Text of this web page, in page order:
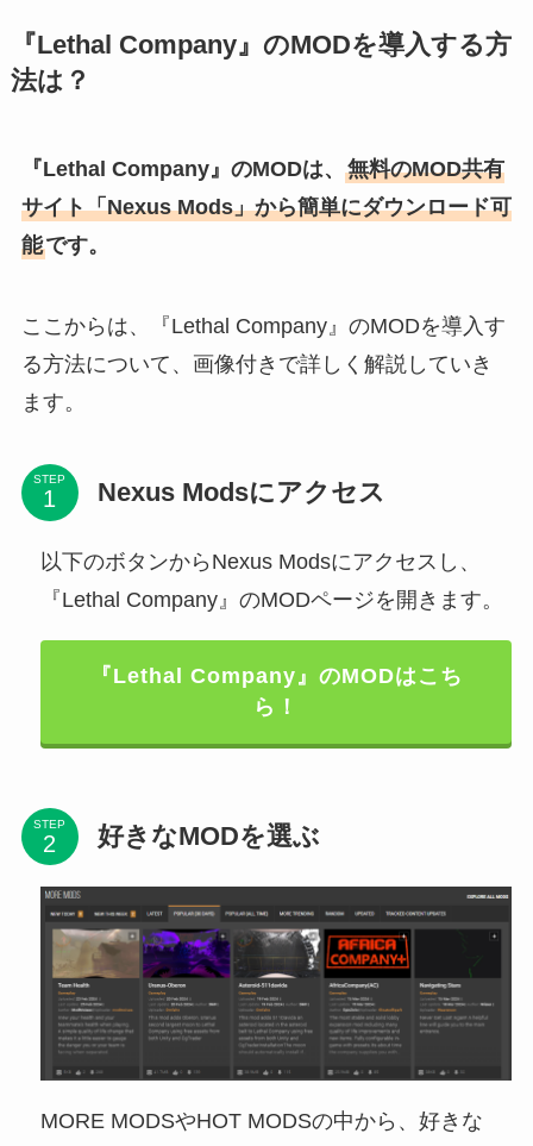
『Lethal Company』のMODを導入する方
法は？
『Lethal Company』のMODは、 無料のMOD共有
サイト「Nexus Mods」から簡単にダウンロード可
能です。
ここからは、『Lethal Company』のMODを導入す
る方法について、画像付きで詳しく解説していき
ます。
STEP Nexus Modsにアクセス
以下のボタンからNexus Modsにアクセスし、
『Lethal Company』のMODページを開きます。
『Lethal Company』のMODはこち
ら！
STEP 好きなMODを選ぶ
MORE MODSやHOT MODSの中から、好きな